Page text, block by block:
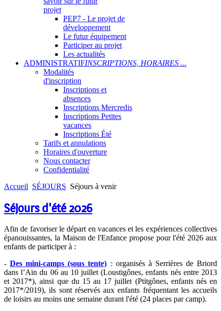
projet
PEP7 - Le projet de
développement
Le futur équipement
Participer au projet
Les actualités
ADMINISTRATIFINSCRIPTIONS, HORAIRES ...
Modalités
d'inscription
Inscriptions et
absences
Inscriptions Mercredis
Inscriptions Petites
vacances
Inscriptions Été
Tarifs et annulations
Horaires d'ouverture
Nous contacter
Confidentialité
Accueil SÉJOURS Séjours à venir
Séjours d'été 2026
Afin de favoriser le départ en vacances et les expériences collectives
épanouissantes, la Maison de l'Enfance propose pour l'été 2026 aux
enfants de participer à :
-Des mini-camps (sous tente) : organisés à Serrières de Briord
dans l’Ain du 06 au 10 juillet (Loustigônes, enfants nés entre 2013
et 2017*), ainsi que du 15 au 17 juillet (Ptitgônes, enfants nés en
2017*/2019), ils sont réservés aux enfants fréquentant les accueils
de loisirs au moins une semaine durant l'été (24 places par camp).